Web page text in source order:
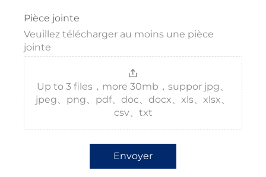
Pièce jointe
Veuillez télécharger au moins une pièce
jointe
Up to 3 files，more 30mb，suppor jpg、
jpeg、png、pdf、doc、docx、xls、xlsx、
csv、txt
Envoyer